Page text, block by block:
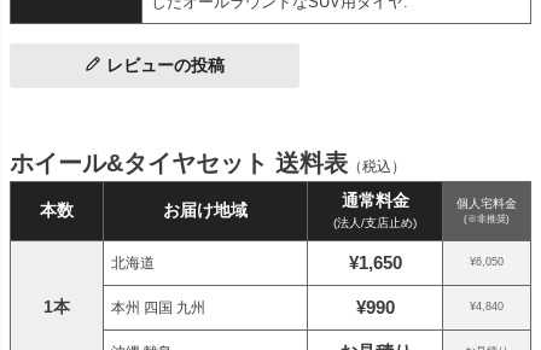
レビューの投稿
ホイール&タイヤセット 送料表 （税込）
本数 お届け地域 通常料金
(法人/支店止め)
個人宅料金
(※非推奨)
1本
北海道 ¥1,650 ¥6,050
本州 四国 九州 ¥990 ¥4,840